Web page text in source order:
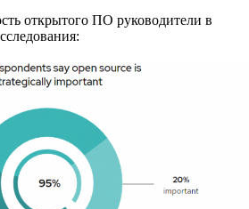
открытого ПО руководители в